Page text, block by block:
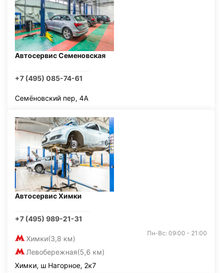
Автосервис Семеновская
+7 (495) 085-74-61
Семёновский пер, 4А
Автосервис Химки
+7 (495) 989-21-31
Химки(3,8 км)
Левобережная(5,6 км)
Пн-Вс: 09:00 - 21:00
Химки, ш Нагорное, 2к7